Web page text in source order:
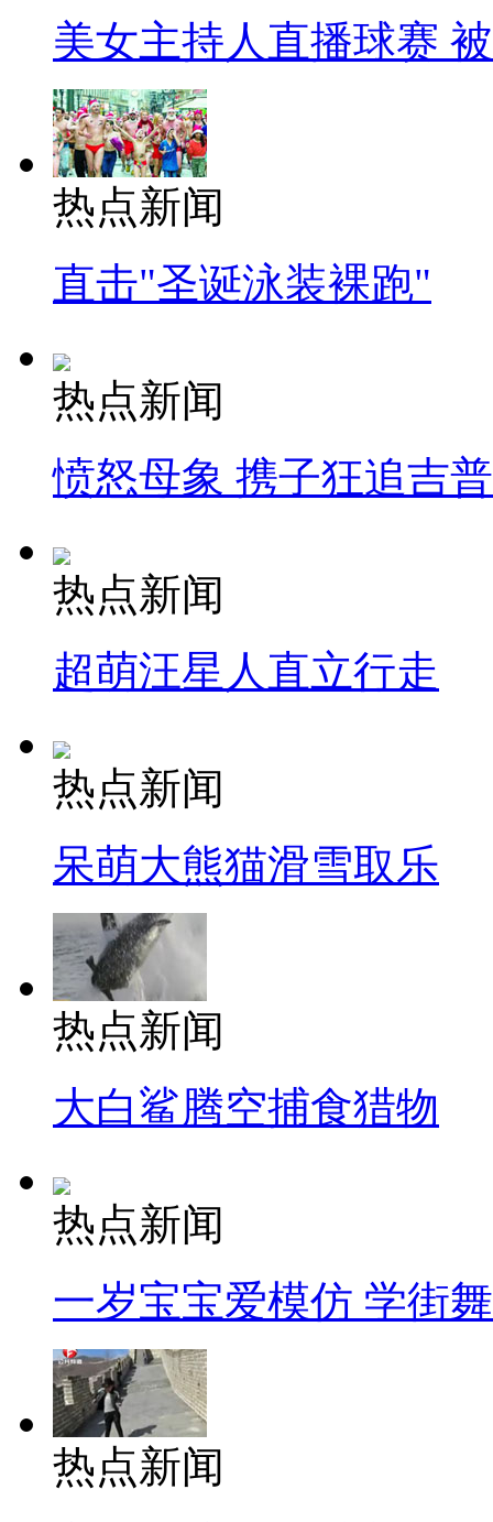
美女主持人直播球赛
热点新闻
直击"圣诞泳装裸跑"
热点新闻
愤怒母象 携子狂追吉
热点新闻
超萌汪星人直立行走
热点新闻
呆萌大熊猫滑雪取乐
热点新闻
大白鲨腾空捕食猎物
热点新闻
一岁宝宝爱模仿 学街
热点新闻